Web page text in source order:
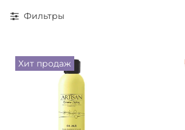
Фильтры
Хит продаж